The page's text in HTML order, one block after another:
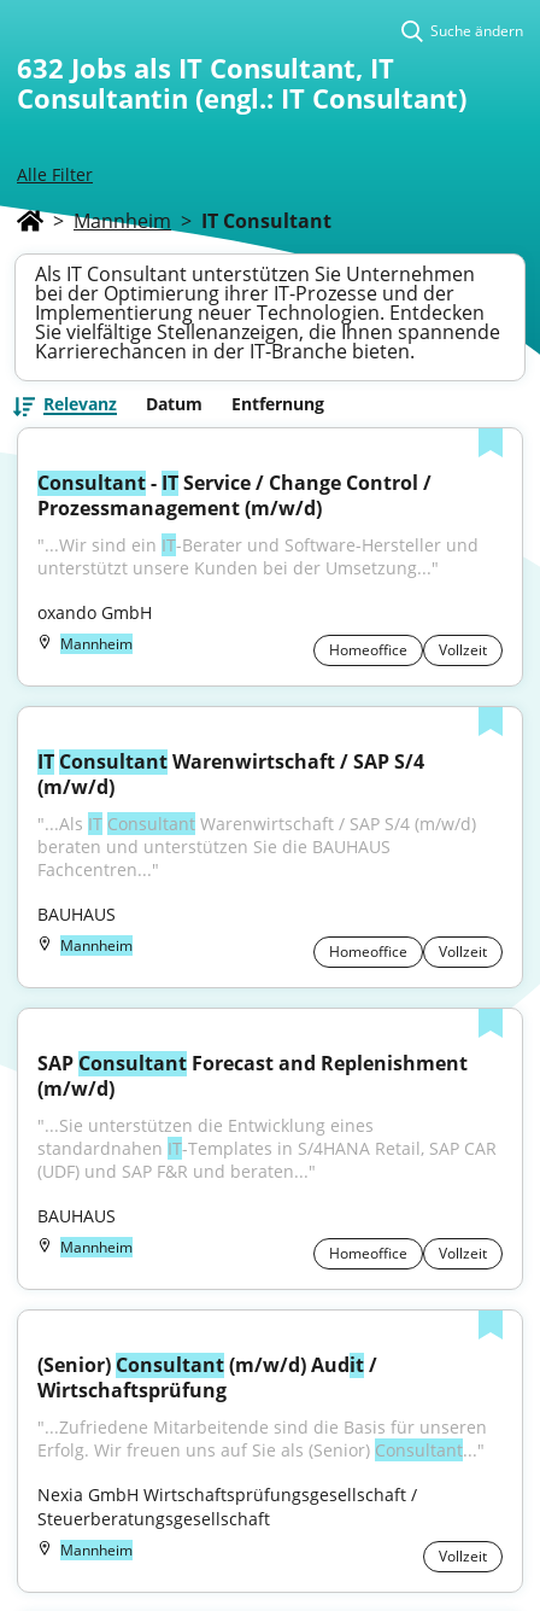
Alle Filter
Suche ändern
632 Jobs als IT Consultant, IT
Consultantin (engl.: IT Consultant)
> Mannheim > IT Consultant
Als IT Consultant unterstützen Sie Unternehmen
bei der Optimierung ihrer IT-Prozesse und der
Implementierung neuer Technologien. Entdecken
Sie vielfältige Stellenanzeigen, die Ihnen spannende
Karrierechancen in der IT-Branche bieten.
Relevanz Datum Entfernung
Consultant - IT Service / Change Control /
Prozessmanagement (m/w/d)
"...Wir sind ein IT-Berater und Software-Hersteller und
unterstützt unsere Kunden bei der Umsetzung..."
oxando GmbH
Mannheim Homeoffice Vollzeit
IT Consultant Warenwirtschaft / SAP S/4
(m/w/d)
"...Als IT Consultant Warenwirtschaft / SAP S/4 (m/w/d)
beraten und unterstützen Sie die BAUHAUS
Fachcentren..."
BAUHAUS
Mannheim Homeoffice Vollzeit
SAP Consultant Forecast and Replenishment
(m/w/d)
"...Sie unterstützen die Entwicklung eines
standardnahen IT-Templates in S/4HANA Retail, SAP CAR
(UDF) und SAP F&R und beraten..."
BAUHAUS
Mannheim Homeoffice Vollzeit
(Senior) Consultant (m/w/d) Audit /
Wirtschaftsprüfung
"...Zufriedene Mitarbeitende sind die Basis für unseren
Erfolg. Wir freuen uns auf Sie als (Senior) Consultant..."
Nexia GmbH Wirtschaftsprüfungsgesellschaft /
Steuerberatungsgesellschaft
Mannheim Vollzeit